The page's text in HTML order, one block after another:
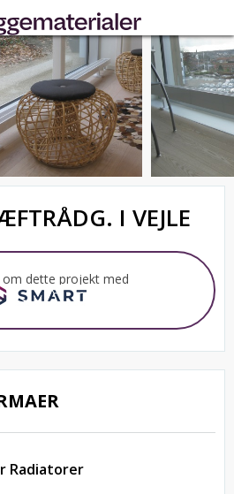
I VEJLE
om dette projekt med
Radiatorer